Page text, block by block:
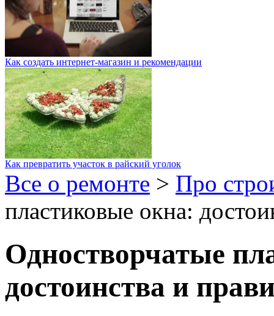
Как создать интернет-магазин и рекомендации
Как превратить участок в райский уголок
Все о ремонте > Про
пластиковые окна:
Одностворчатые
достоинства и